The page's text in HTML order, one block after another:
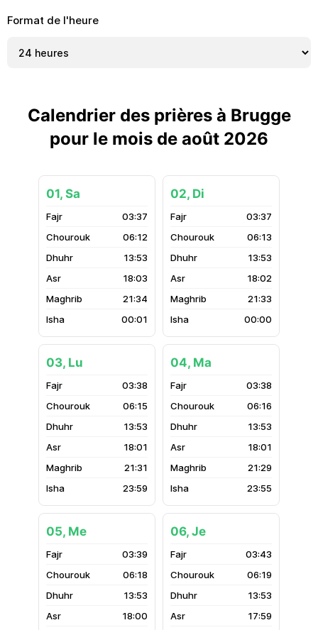
Format de l'heure
Calendrier des prières à Brugge
pour le mois de août 2026
01, Sa
03:37
06:12
13:53
18:03
21:34
00:01
02, Di
03:37
06:13
13:53
18:02
21:33
00:00
03, Lu
03:38
06:15
13:53
18:01
21:31
23:59
04, Ma
03:38
06:16
13:53
18:01
21:29
23:55
05, Me
03:39
06:18
13:53
18:00
06, Je
03:43
06:19
13:53
17:59